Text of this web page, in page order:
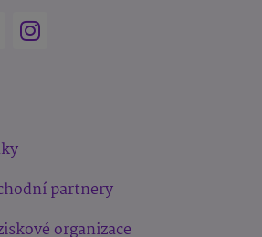
partnery
organizace